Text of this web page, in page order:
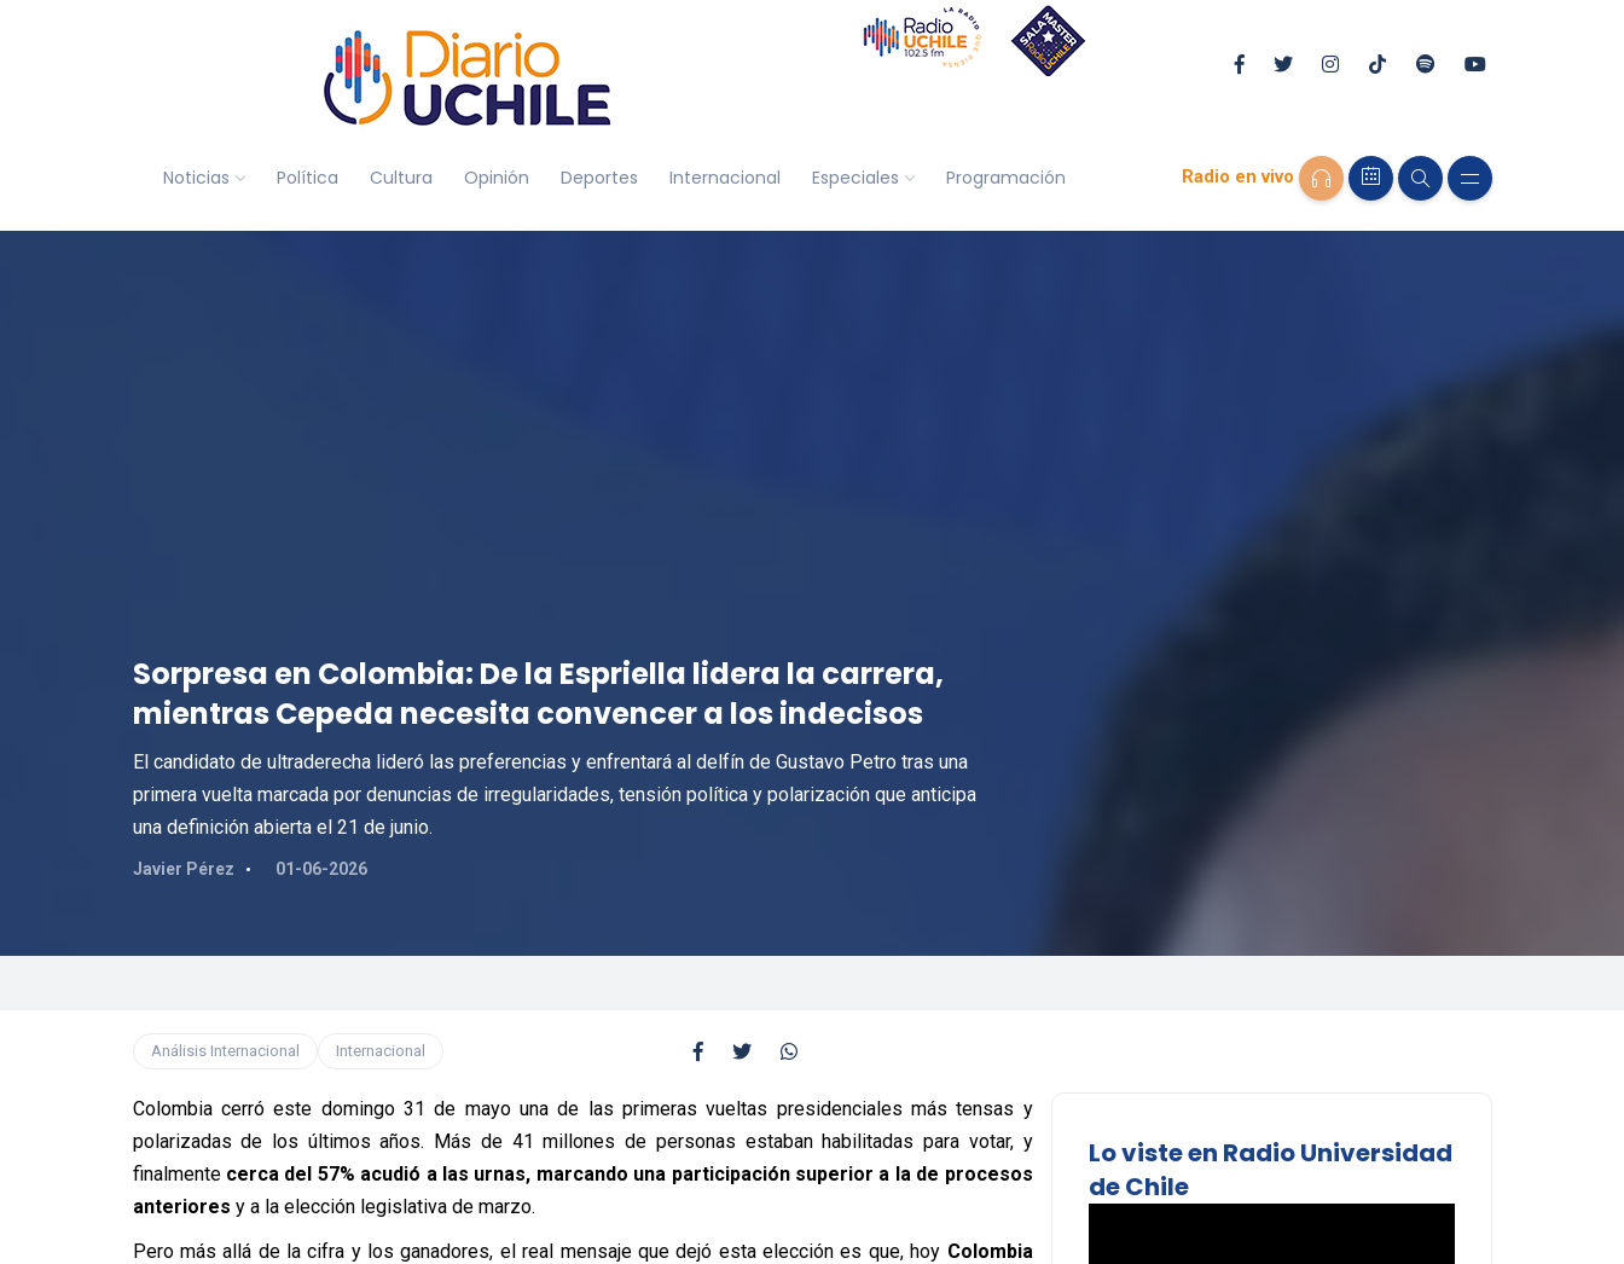
Noticias Política Cultura Opinión Deportes Internacional Especiales Programación Radio en vivo
Sorpresa en Colombia: De la Espriella lidera la carrera,
mientras Cepeda necesita convencer a los indecisos
El candidato de ultraderecha lideró las preferencias y enfrentará al delfín de Gustavo Petro tras una
primera vuelta marcada por denuncias de irregularidades, tensión política y polarización que anticipa
una definición abierta el 21 de junio.
Javier Pérez 01-06-2026
Análisis Internacional Internacional
Colombia cerró este domingo 31 de mayo una de las primeras vueltas presidenciales más tensas y
polarizadas de los últimos años. Más de 41 millones de personas estaban habilitadas para votar, y
finalmente cerca del 57% acudió a las urnas, marcando una participación superior a la de procesos
anteriores y a la elección legislativa de marzo.
Pero más allá de la cifra y los ganadores, el real mensaje que dejó esta elección es que, hoy Colombia
Lo viste en Radio Universidad
de Chile